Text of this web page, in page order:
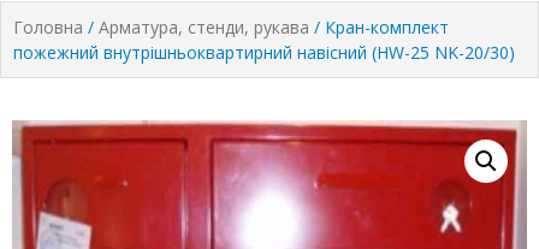
Головна / Арматура, стенди, рукава / Кран-комплект
пожежний внутрішньоквартирний навісний (HW-25 NK-20/30)